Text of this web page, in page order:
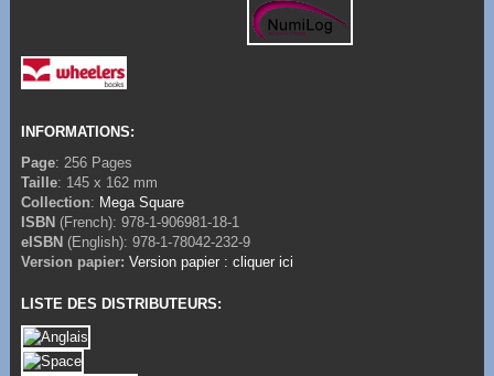
INFORMATIONS:
Page: 256 Pages
Taille: 145 x 162 mm
Collection: Mega Square
ISBN (French): 978-1-906981-18-1
eISBN (English): 978-1-78042-232-9
Version papier: Version papier : cliquer ici
LISTE DES DISTRIBUTEURS: